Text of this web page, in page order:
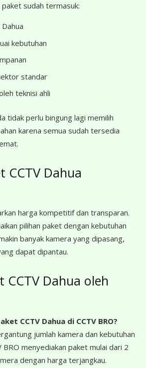
sudah termasuk:
kebutuhan
standar
teknisi ahli
tidak perlu bingung lagi memilih
karena semua sudah tersedia
CCTV Dahua
harga kompetitif dan transparan.
pilihan paket dengan kebutuhan
banyak kamera yang dipasang,
dapat dipantau.
CCTV Dahua oleh
CCTV Dahua di CCTV BRO?
jumlah kamera dan kebutuhan
BRO menyediakan paket mulai dari 2
dengan harga terjangkau.